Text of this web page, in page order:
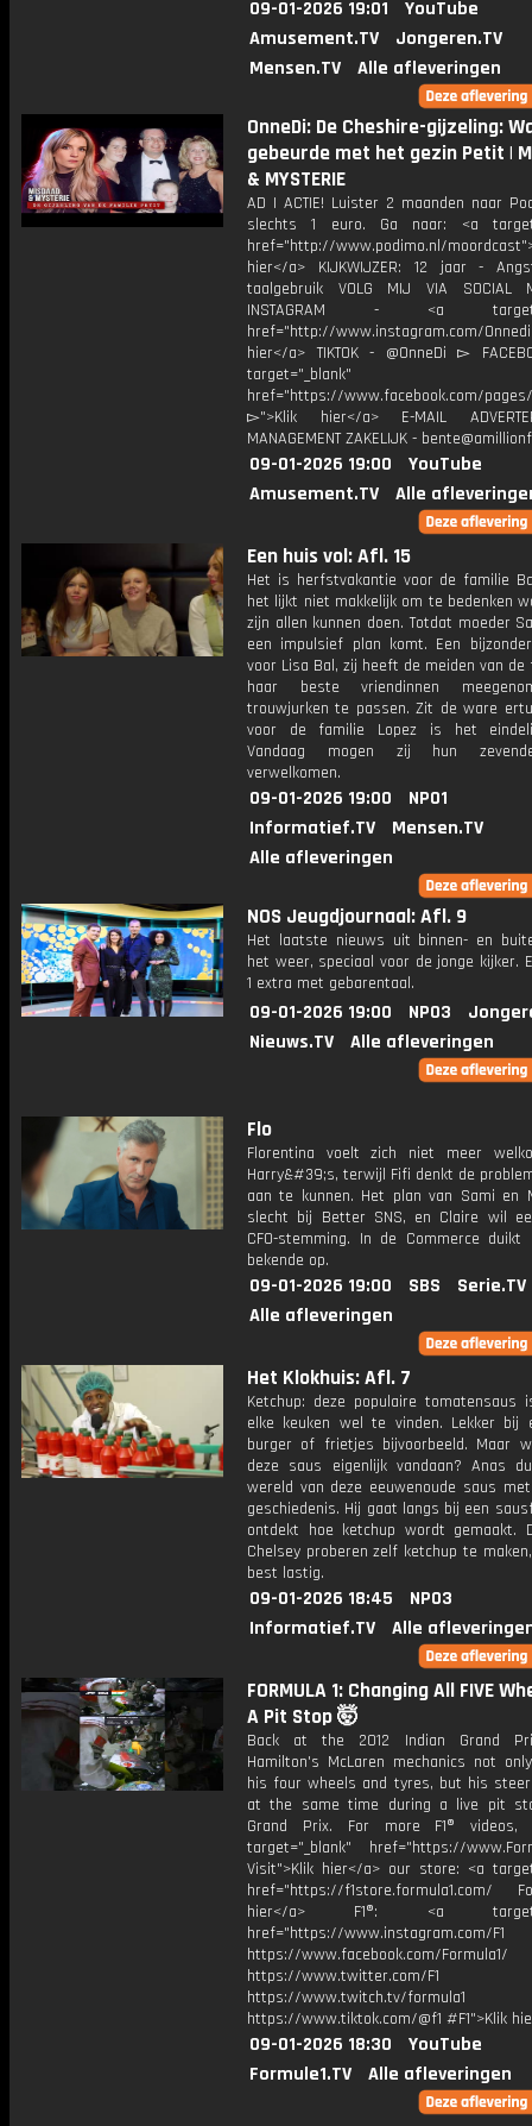
09-01-2026 19:01
YouTube
Amusement.TV
Jongeren.TV
Mensen.TV
Alle afleveringen
OnneDi: De Cheshire-gijzeling:
gebeurde met het gezin Petit |
& MYSTERIE
AD | ACTIE! Luister 2 maanden naar
slechts 1 euro. Ga naar: <a
href="http://www.podimo.nl/
hier</a> KIJKWIJZER: 12 jaar -
taalgebruik VOLG MIJ VIA SOCIAL
INSTAGRAM - <a
href="http://www.instagram.com/
hier</a> TIKTOK - @OnneDi ▻
target="_blank"
href="https://www.facebook.com/pages/
▻">Klik hier</a> E-MAIL
MANAGEMENT ZAKELIJK -
09-01-2026 19:00
YouTube
Amusement.TV
Alle
Een huis vol: Afl. 15
Het is herfstvakantie voor de familie
het lijkt niet makkelijk om te bedenken
zijn allen kunnen doen. Totdat moeder
een impulsief plan komt. Een
voor Lisa Bal, zij heeft de meiden van de
haar beste vriendinnen
trouwjurken te passen. Zit de ware
voor de familie Lopez is het
Vandaag mogen zij hun
verwelkomen.
09-01-2026 19:00
NPO1
Informatief.TV
Mensen.TV
Alle afleveringen
NOS Jeugdjournaal: Afl. 9
Het laatste nieuws uit binnen- en
het weer, speciaal voor de jonge kijker.
1 extra met gebarentaal.
09-01-2026 19:00 NPO3
Nieuws.TV
Alle afleveringen
Flo
Florentina voelt zich niet meer
Harry&#39;s, terwijl Fifi denkt de
aan te kunnen. Het plan van Sami en
slecht bij Better SNS, en Claire wil
CFO-stemming. In de Commerce duikt
bekende op.
09-01-2026 19:00 SBS
Serie.TV
Alle afleveringen
Het Klokhuis: Afl. 7
Ketchup: deze populaire tomatensaus
elke keuken wel te vinden. Lekker bij
burger of frietjes bijvoorbeeld. Maar
deze saus eigenlijk vandaan? Anas
wereld van deze eeuwenoude saus
geschiedenis. Hij gaat langs bij een
ontdekt hoe ketchup wordt gemaakt.
Chelsey proberen zelf ketchup te
best lastig.
09-01-2026 18:45
NPO3
Informatief.TV
Alle
FORMULA 1: Changing All FIVE
A Pit Stop 🤯
Back at the 2012 Indian Grand
Hamilton's McLaren mechanics not
his four wheels and tyres, but his
at the same time during a live pit
Grand Prix. For more F1®
target="_blank" href="https://
Visit">Klik hier</a> our store: <a
href="https://f1store.formula1.com/
hier</a> F1®: <a
href="https://www.instagram.com/F1
https://www.facebook.com/Formula1/
https://www.twitter.com/F1
https://www.twitch.tv/formula1
https://www.tiktok.com/@f1 #F1">Klik
09-01-2026 18:30
YouTube
Formule1.TV
Alle afleveringen